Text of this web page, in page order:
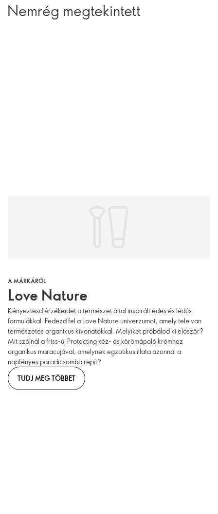
Nemrég megtekintett
A MÁRKÁRÓL
Love Nature
Kényeztesd érzékeidet a természet által inspirált édes és lédús
formulákkal. Fedezd fel a Love Nature univerzumot, amely tele van
természetes organikus kivonatokkal. Melyiket próbálod ki először?
Mit szólnál a friss-új Protecting kéz- és körömápoló krémhez
organikus maracujával, amelynek egzotikus illata azonnal a
napfényes paradicsomba repít?
TUDJ MEG TÖBBET